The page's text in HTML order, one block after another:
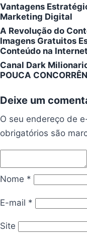
Vantagens
Marketing Digital
A Revolução do
Imagens Gratuitos
Conteúdo na Internet
Canal Dark
POUCA
Deixe um
O seu endereço de
obrigatórios são
Nome *
E-mail *
Site